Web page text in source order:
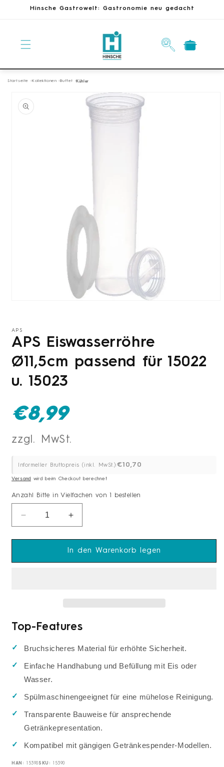
zumHinsche Gastrowelt: Gastronomie neu gedacht
Warenkorb
Startseite Kollektionen Buffet Kühler
öffnen
APS
APS Eiswasserröhre
Ø11,5cm passend für 15022
u. 15023
Normaler
Preis
€8,99
Informeller Bruttopreis (inkl. MwSt.):€10,70
Versand wird beim Checkout berechnet
Anzahl
Anzahl Bitte in Vielfachen von 1 bestellen
Verringere
die
Menge
APS
u.
15023
Erhöhe
die
Menge
für
APS
u.
In den Warenkorb legen
Top-Features
Bruchsicheres Material für erhöhte Sicherheit.
Einfache Handhabung und Befüllung mit Eis oder
Wasser.
Spülmaschinengeeignet für eine mühelose Reinigung.
Transparente Bauweise für ansprechende
Getränkepresentation.
Kompatibel mit gängigen Getränkespender-Modellen.
HAN: 15390SKU: 15390